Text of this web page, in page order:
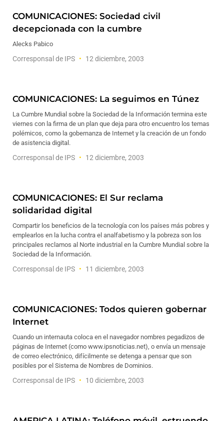
COMUNICACIONES: Sociedad civil
decepcionada con la cumbre
Alecks Pabico
Corresponsal de IPS 12 diciembre, 2003
COMUNICACIONES: La seguimos en Túnez
La Cumbre Mundial sobre la Sociedad de la Información termina este
viernes con la firma de un plan que deja para otro encuentro los temas
polémicos, como la gobernanza de Internet y la creación de un fondo
de asistencia digital.
Corresponsal de IPS 12 diciembre, 2003
COMUNICACIONES: El Sur reclama
solidaridad digital
Compartir los beneficios de la tecnología con los países más pobres y
emplearlos en la lucha contra el analfabetismo y la pobreza son los
principales reclamos al Norte industrial en la Cumbre Mundial sobre la
Sociedad de la Información.
Corresponsal de IPS 11 diciembre, 2003
COMUNICACIONES: Todos quieren gobernar
Internet
Cuando un internauta coloca en el navegador nombres pegadizos de
páginas de Internet (como www.ipsnoticias.net), o envía un mensaje
de correo electrónico, difícilmente se detenga a pensar que son
posibles por el Sistema de Nombres de Dominios.
Corresponsal de IPS 10 diciembre, 2003